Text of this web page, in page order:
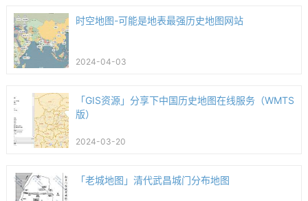
时空地图-可能是地表最强历史地图网站
2024-04-03
「GIS资源」分享下中国历史地图在线服务（WMTS
版）
2024-03-20
「老城地图」清代武昌城门分布地图